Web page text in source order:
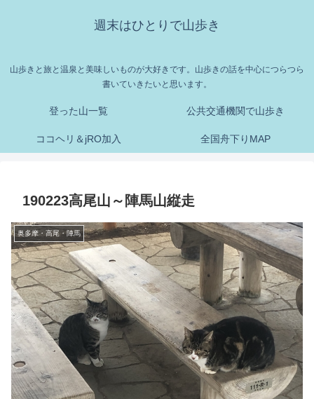
週末はひとりで山歩き
山歩きと旅と温泉と美味しいものが大好きです。山歩きの話を中心につらつら
書いていきたいと思います。
登った山一覧 公共交通機関で山歩き
ココヘリ＆jRO加入 全国舟下りMAP
190223高尾山～陣馬山縦走
奥多摩・高尾・陣馬